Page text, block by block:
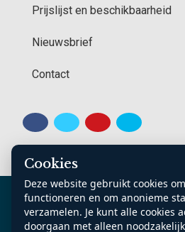
Prijslijst en beschikbaarheid
Nieuwsbrief
Contact
K.v.K. Noord Nederland:
Contact
Algemene
Privacy Statement
Sitemap
Cookies
Deze website gebruikt cookies
functioneren en om anonieme
verzamelen. Je kunt alle cookies
doorgaan met alleen